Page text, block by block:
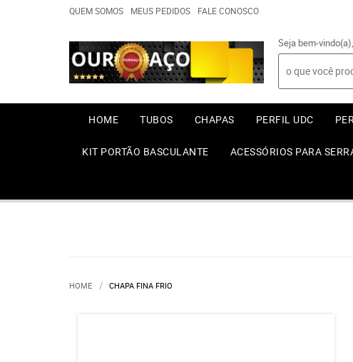
QUEM SOMOS MEUS PEDIDOS FALE CONOSCO
Seja bem-vindo(a),
HOME TUBOS CHAPAS PERFIL UDC
KIT PORTÃO BASCULANTE ACESSÓRIOS PARA
HOME CHAPA FINA FRIO